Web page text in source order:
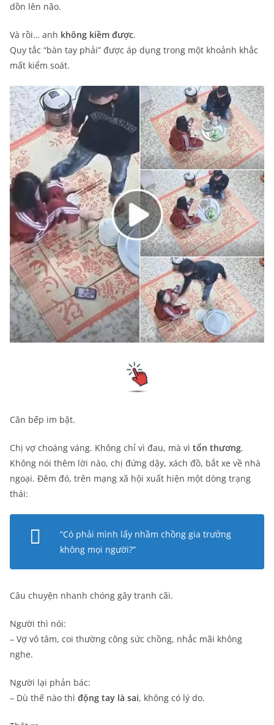
dồn lên não.
Và rồi… anh không kiềm được.
Quy tắc “bàn tay phải” được áp dụng trong một khoảnh khắc
mất kiểm soát.
Căn bếp im bặt.
Chị vợ choáng váng. Không chỉ vì đau, mà vì tổn thương.
Không nói thêm lời nào, chị đứng dậy, xách đồ, bắt xe về nhà
ngoại. Đêm đó, trên mạng xã hội xuất hiện một dòng trạng
thái:
“Có phải mình lấy nhầm chồng gia trưởng
không mọi người?”
Câu chuyện nhanh chóng gây tranh cãi.
Người thì nói:
– Vợ vô tâm, coi thường công sức chồng, nhắc mãi không
nghe.
Người lại phản bác:
– Dù thế nào thì động tay là sai, không có lý do.